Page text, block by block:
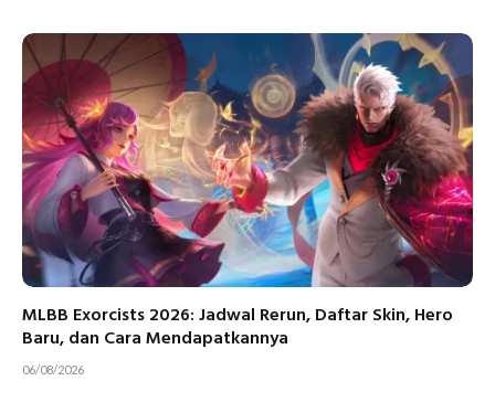
MLBB Exorcists 2026: Jadwal Rerun, Daftar Skin, Hero
Baru, dan Cara Mendapatkannya
06/08/2026